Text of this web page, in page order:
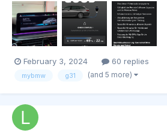
telefon. Ca vrea si bluetooth si wifi. Si
ca trebuie sa fie masina in mers. What
February 3, 2024 60 replies
mybmw g31 (and 5 more)